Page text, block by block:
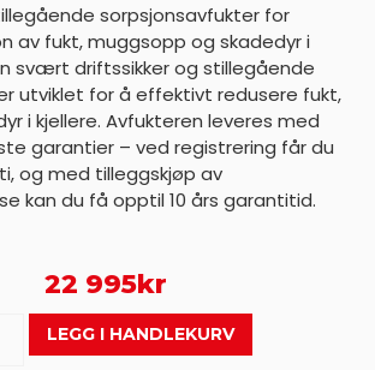
sorpsjonsavfukter for
av fukt, muggsopp og skadedyr i
svært driftssikker og stillegående
utviklet for å effektivt redusere fukt,
i kjellere. Avfukteren leveres med
garantier – ved registrering får du
og med tilleggskjøp av
kan du få opptil 10 års garantitid.
22 995kr
LEGG I HANDLEKURV